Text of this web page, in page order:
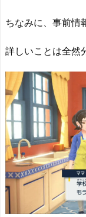
ちなみに、事前情
詳しいことは全然